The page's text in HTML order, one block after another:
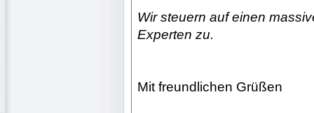
Wir steuern auf einen
Experten zu.
Mit freundlichen Grüßen